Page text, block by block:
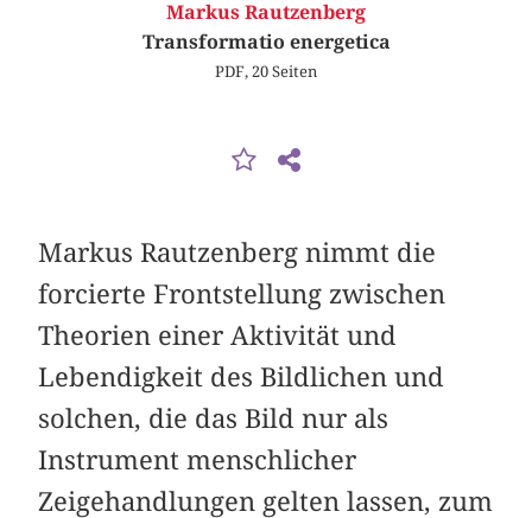
Markus Rautzenberg
Transformatio energetica
PDF, 20 Seiten
Markus Rautzenberg nimmt die
forcierte Frontstellung zwischen
Theorien einer Aktivität und
Lebendigkeit des Bildlichen und
solchen, die das Bild nur als
Instrument menschlicher
Zeigehandlungen gelten lassen, zum